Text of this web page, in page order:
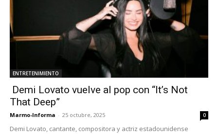
ENTRETENIMIENTO
Demi Lovato vuelve al pop con “It’s Not
That Deep”
Marmo-Informa - 25 octubre, 2025 0
Demi Lovato, cantante, compositora y actriz estadounidense